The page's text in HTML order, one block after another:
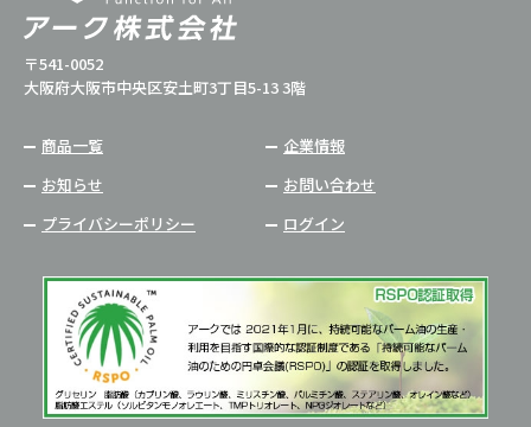
〒541-0052
大阪府大阪市中央区安土町3丁目5-13 3階
商品一覧
企業情報
お知らせ
お問い合わせ
プライバシーポリシー
ログイン